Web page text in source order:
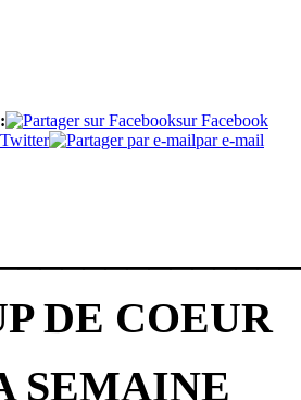
sur Facebook
par e-mail
DE COEUR
SEMAINE